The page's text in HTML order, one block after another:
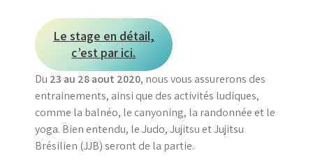
Le stage en détail,
c’est par ici.
Du 23 au 28 aout 2020, nous vous assurerons des
entrainements, ainsi que des activités ludiques,
comme la balnéo, le canyoning, la randonnée et le
yoga. Bien entendu, le Judo, Jujitsu et Jujitsu
Brésilien (JJB) seront de la partie.